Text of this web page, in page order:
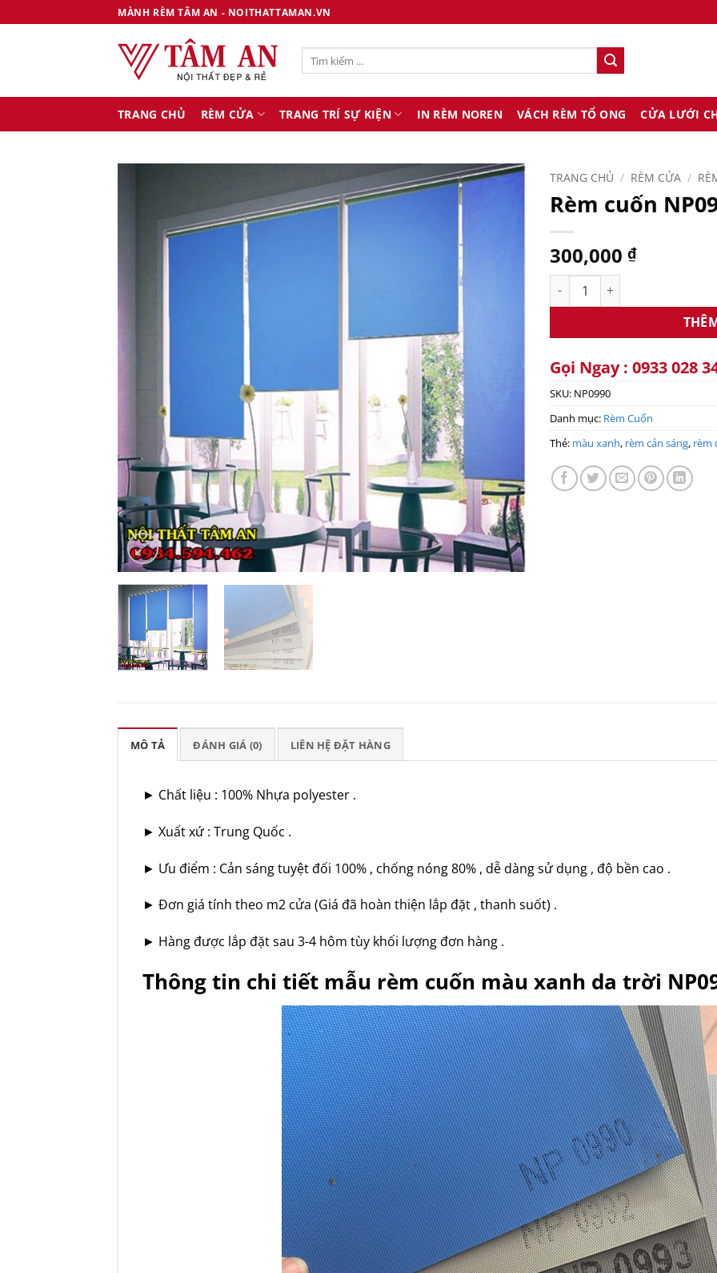
qua
MÀNH RÈM TÂM AN - NOITHATTAMAN.VN
Tìm
kiếm:
TRANG CHỦ RÈM CỬA TRANG TRÍ SỰ KIỆN IN RÈM NOREN VÁCH RÈM TỔ ONG CỬA LƯỚI
TRANG CHỦ / RÈM CỬA /
Rèm cuốn
300,000 ₫
Rèm cuốn NP0990 số lượng
Gọi Ngay : 0933 028
SKU: NP0990
Danh mục: Rèm Cuốn
Thẻ: màu xanh, rèm cản sáng, rèm
MÔ TẢ ĐÁNH GIÁ (0) LIÊN HỆ ĐẶT HÀNG
► Chất liệu : 100% Nhựa polyester .
► Xuất xứ : Trung Quốc .
► Ưu điểm : Cản sáng tuyệt đối 100% , chống nóng 80% , dễ dàng sử dụng , độ bền cao .
► Đơn giá tính theo m2 cửa (Giá đã hoàn thiện lắp đặt , thanh suốt) .
► Hàng được lắp đặt sau 3-4 hôm tùy khối lượng đơn hàng .
Thông tin chi tiết mẫu rèm cuốn màu xanh da trời